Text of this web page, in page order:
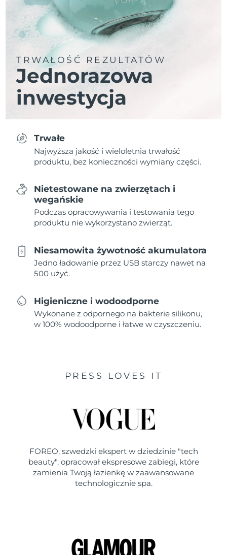
TRWAŁOŚĆ REZULTATÓW
Jednorazowa
inwestycja
Trwałe
Najwyższa jakość i wieloletnia trwałość
produktu, bez konieczności wymiany części.
Nietestowane na zwierzętach i
wegańskie
Podczas opracowywania i testowania tego
produktu nie wykorzystano zwierząt.
Niesamowita żywotność akumulatora
Jedno ładowanie przez USB starczy nawet na
500 użyć.
Higieniczne i wodoodporne
Wykonane z odpornego na bakterie silikonu,
w 100% wodoodporne i łatwe w czyszczeniu.
PRESS LOVES IT
FOREO, szwedzki ekspert w dziedzinie "tech
beauty", opracował ekspresowe zabiegi, które
zamienia Twoją łazienkę w zaawansowane
technologicznie spa.